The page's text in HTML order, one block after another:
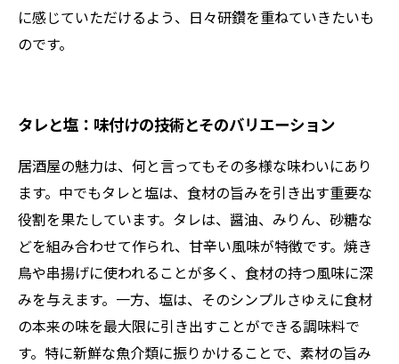
に感じていただけるよう、日々研鑽を重ねていきたいも
のです。
タレと塩：味付けの技術とそのバリエーション
居酒屋の魅力は、何と言ってもその多様な味わいにあり
ます。中でもタレと塩は、食材の旨みを引き出す重要な
役割を果たしています。タレは、醤油、みりん、砂糖な
どを組み合わせて作られ、甘辛い風味が特徴です。焼き
鳥や串揚げに使われることが多く、食材の持つ風味に深
みを与えます。一方、塩は、そのシンプルさゆえに食材
の本来の味を最大限に引き出すことができる調味料で
す。特に新鮮な魚介類に振りかけることで、素材の旨み